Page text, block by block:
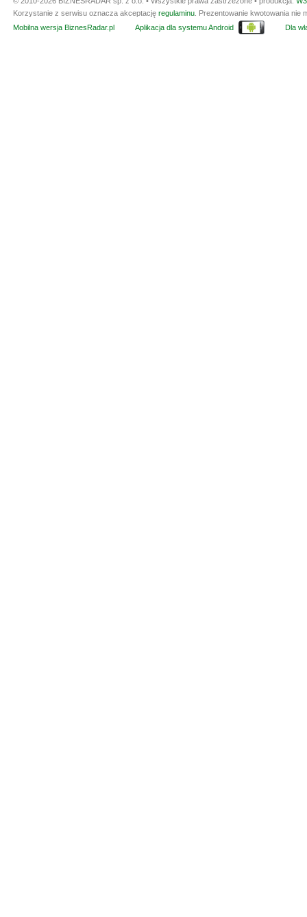
Korzystanie z serwisu oznacza akceptację regulaminu . Prezentowanie kwotowania
Mobilna wersja BiznesRadar.pl
Aplikacja dla systemu Android Dla